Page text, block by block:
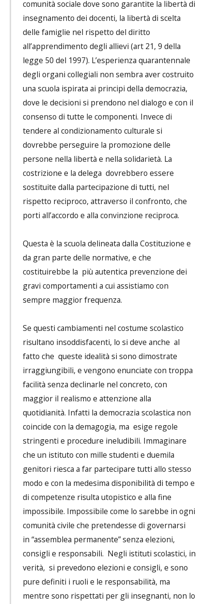
comunità sociale dove sono garantite la libertà di
insegnamento dei docenti, la libertà di scelta
delle famiglie nel rispetto del diritto
all’apprendimento degli allievi (art 21, 9 della
legge 50 del 1997). L’esperienza quarantennale
degli organi collegiali non sembra aver costruito
una scuola ispirata ai principi della democrazia,
dove le decisioni si prendono nel dialogo e con il
consenso di tutte le componenti. Invece di
tendere al condizionamento culturale si
dovrebbe perseguire la promozione delle
persone nella libertà e nella solidarietà. La
costrizione e la delega dovrebbero essere
sostituite dalla partecipazione di tutti, nel
rispetto reciproco, attraverso il confronto, che
porti all’accordo e alla convinzione reciproca.
Questa è la scuola delineata dalla Costituzione e
da gran parte delle normative, e che
costituirebbe la più autentica prevenzione dei
gravi comportamenti a cui assistiamo con
sempre maggior frequenza.
Se questi cambiamenti nel costume scolastico
risultano insoddisfacenti, lo si deve anche al
fatto che queste idealità si sono dimostrate
irraggiungibili, e vengono enunciate con troppa
facilità senza declinarle nel concreto, con
maggior il realismo e attenzione alla
quotidianità. Infatti la democrazia scolastica non
coincide con la demagogia, ma esige regole
stringenti e procedure ineludibili. Immaginare
che un istituto con mille studenti e duemila
genitori riesca a far partecipare tutti allo stesso
modo e con la medesima disponibilità di tempo e
di competenze risulta utopistico e alla fine
impossibile. Impossibile come lo sarebbe in ogni
comunità civile che pretendesse di governarsi
in “assemblea permanente” senza elezioni,
consigli e responsabili. Negli istituti scolastici, in
verità, si prevedono elezioni e consigli, e sono
pure definiti i ruoli e le responsabilità, ma
mentre sono rispettati per gli insegnanti, non lo